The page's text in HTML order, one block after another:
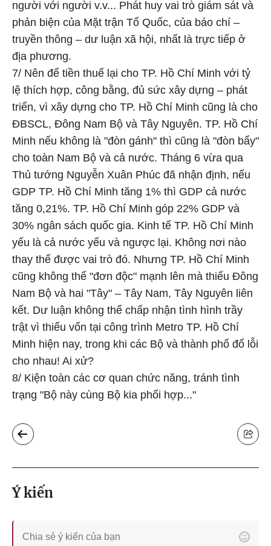
người với người v.v... Phát huy vai trò giám sát và
phản biện của Mặt trận Tổ Quốc, của báo chí –
truyền thông – dư luận xã hội, nhất là trực tiếp ở
địa phương.
7/ Nên để tiền thuế lại cho TP. Hồ Chí Minh với tỷ
lệ thích hợp, công bằng, đủ sức xây dựng – phát
triển, vì xây dựng cho TP. Hồ Chí Minh cũng là cho
ĐBSCL, Đông Nam Bộ và Tây Nguyên. TP. Hồ Chí
Minh nếu không là "đòn gánh" thì cũng là "đòn bẩy"
cho toàn Nam Bộ và cả nước. Tháng 6 vừa qua
Thủ tướng Nguyễn Xuân Phúc đã nhận định, nếu
GDP TP. Hồ Chí Minh tăng 1% thì GDP cả nước
tăng 0,21%. TP. Hồ Chí Minh góp 22% GDP và
30% ngân sách quốc gia. Kinh tế TP. Hồ Chí Minh
yếu là cả nước yếu và ngược lại. Không nơi nào
thay thế được vai trò đó. Nhưng TP. Hồ Chí Minh
cũng không thể "đơn độc" mạnh lên mà thiếu Đông
Nam Bộ và hai "Tây" – Tây Nam, Tây Nguyên liên
kết. Dư luận không thể chấp nhận tình hình trầy
trật vì thiếu vốn tại công trình Metro TP. Hồ Chí
Minh hiện nay, trong khi các Bộ và thành phố đổ lỗi
cho nhau! Ai xử?
8/ Kiện toàn các cơ quan chức năng, tránh tình
trạng "Bộ này cùng Bộ kia phối hợp..."
Ý kiến